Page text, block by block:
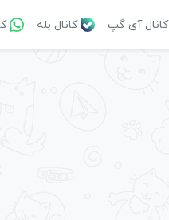
کانال آی گپ کانال بله